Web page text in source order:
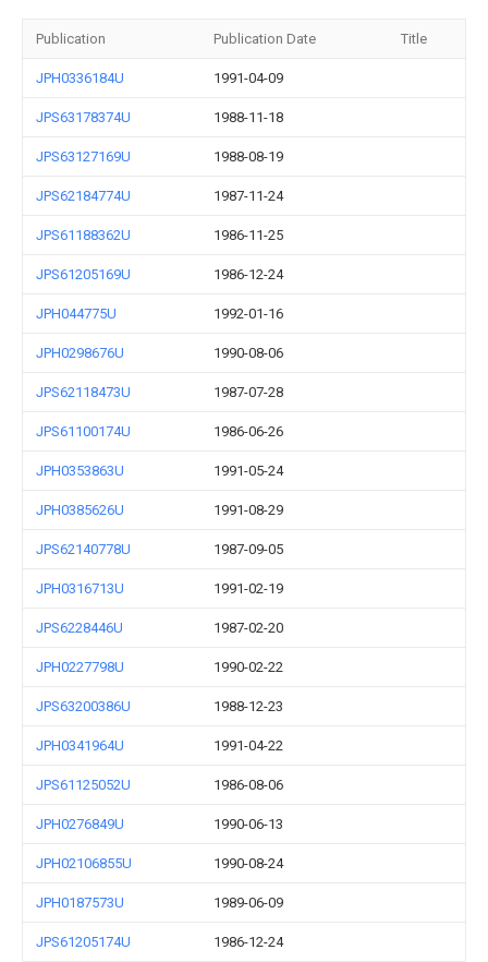
Publication Publication Date Title
JPH0336184U 1991-04-09
JPS63178374U 1988-11-18
JPS63127169U 1988-08-19
JPS62184774U 1987-11-24
JPS61188362U 1986-11-25
JPS61205169U 1986-12-24
JPH044775U 1992-01-16
JPH0298676U 1990-08-06
JPS62118473U 1987-07-28
JPS61100174U 1986-06-26
JPH0353863U 1991-05-24
JPH0385626U 1991-08-29
JPS62140778U 1987-09-05
JPH0316713U 1991-02-19
JPS6228446U 1987-02-20
JPH0227798U 1990-02-22
JPS63200386U 1988-12-23
JPH0341964U 1991-04-22
JPS61125052U 1986-08-06
JPH0276849U 1990-06-13
JPH02106855U 1990-08-24
JPH0187573U 1989-06-09
JPS61205174U 1986-12-24